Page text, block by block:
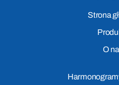
Strona
O